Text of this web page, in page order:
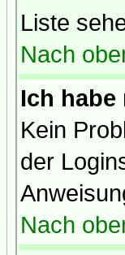
Liste
Nach
Ich
Kein
der
Nach